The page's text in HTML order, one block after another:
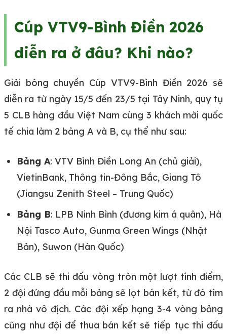
Cúp VTV9-Bình Điền 2026
diễn ra ở đâu? Khi nào?
Giải bóng chuyền Cúp VTV9-Bình Điền 2026 sẽ
diễn ra từ ngày 15/5 đến 23/5 tại Tây Ninh, quy tụ
5 CLB hàng đầu Việt Nam cùng 3 khách mời quốc
tế chia làm 2 bảng A và B, cụ thể như sau:
Bảng A: VTV Bình Điền Long An (chủ giải),
VietinBank, Thông tin-Đông Bắc, Giang Tô
(Jiangsu Zenith Steel – Trung Quốc)
Bảng B: LPB Ninh Bình (đương kim á quân), Hà
Nội Tasco Auto, Gunma Green Wings (Nhật
Bản), Suwon (Hàn Quốc)
Các CLB sẽ thi đấu vòng tròn một lượt tính điểm,
2 đội đứng đầu mỗi bảng sẽ lọt bán kết, từ đó tìm
ra nhà vô địch. Các đội xếp hạng 3-4 vòng bảng
cũng như đội để thua bán kết sẽ tiếp tục thi đấu